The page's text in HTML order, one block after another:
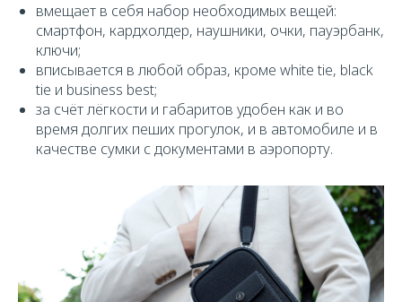
вмещает в себя набор необходимых вещей:
смартфон, кардхолдер, наушники, очки, пауэрбанк,
ключи;
вписывается в любой образ, кроме white tie, black
tie и business best;
за счёт лёгкости и габаритов удобен как и во
время долгих пеших прогулок, и в автомобиле и в
качестве сумки с документами в аэропорту.